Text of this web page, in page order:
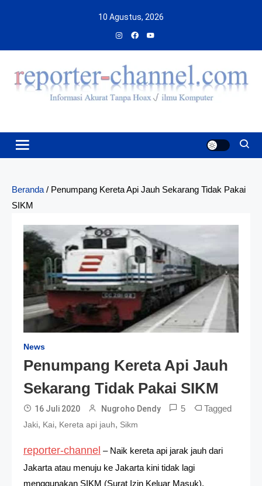
10 Agustus, 2026
Beranda / Penumpang Kereta Api Jauh Sekarang Tidak Pakai
SIKM
News
Penumpang Kereta Api Jauh
Sekarang Tidak Pakai SIKM
16 Juli 2020 Nugroho Dendy 5 Tagged
Jaki, Kai, Kereta api jauh, Sikm
reporter-channel – Naik kereta api jarak jauh dari
Jakarta atau menuju ke Jakarta kini tidak lagi
menggunakan SIKM (Surat Izin Keluar Masuk).